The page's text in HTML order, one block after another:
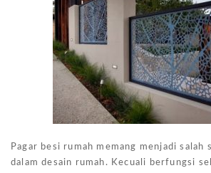
Pagar besi rumah memang menjadi
dalam desain rumah. Kecuali berfungsi